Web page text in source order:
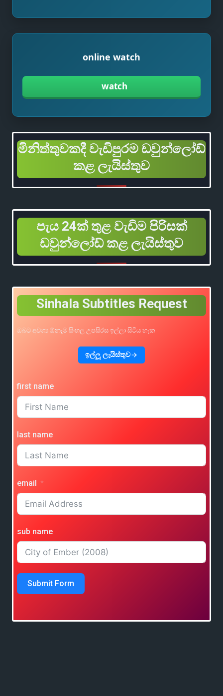
online watch
watch
මිනිත්තුවකදී වැඩිපුරම ඩවුන්ලෝඩ්
කළ ලැයිස්තුව
පැය 24ක් තුළ වැඩිම පිරිසක්
ඩවුන්ලෝඩ් කළ ලැයිස්තුව
Sinhala Subtitles Request
ඔබට අවශ්‍ය ඕනෑම සිංහල උපසිරස ඉල්ලා සිටිය හැක
ඉල්ලූ ලැයිස්තුව
first name
last name
email
sub name
Submit Form